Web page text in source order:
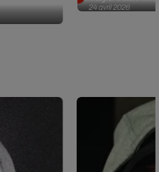
24 avril 2026